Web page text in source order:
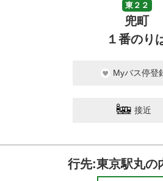
東２２
兜町
１番のり
Myバス停登
接近
行先:東京駅丸の